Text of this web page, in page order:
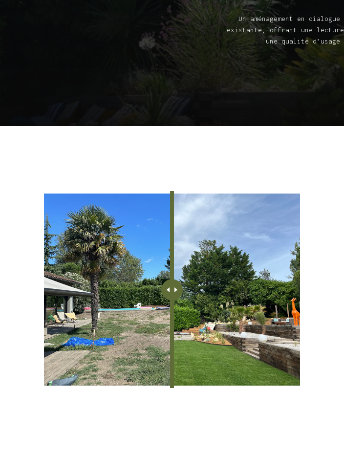
Un aménagement en dialogue
existante,
offrant une lecture
une qualité d’usage